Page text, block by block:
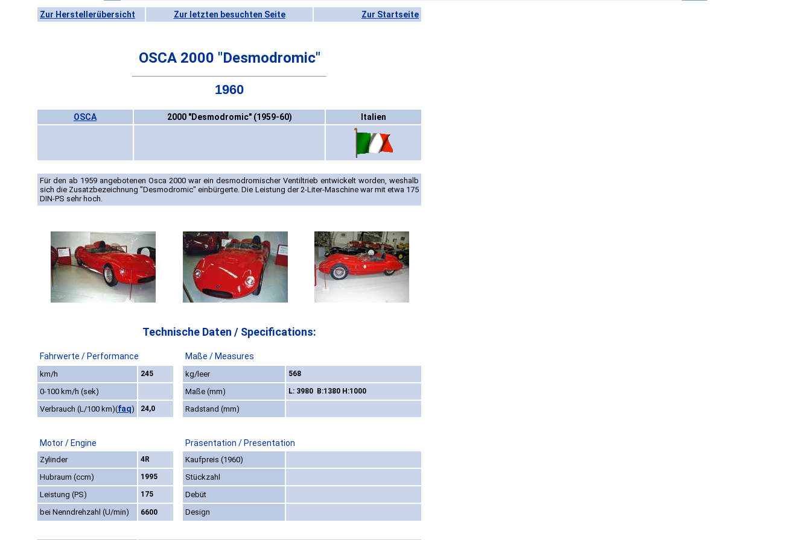
Zur Herstellerübersicht Zur letzten besuchten Seite Zur Startseite
OSCA 2000 "Desmodromic"
1960
OSCA 2000 "Desmodromic" (1959-60) Italien
Für den ab 1959 angebotenen Osca 2000 war ein desmodromischer Ventiltrieb entwickelt worden, weshalb
sich die Zusatzbezeichnung "Desmodromic" einbürgerte. Die Leistung der 2-Liter-Maschine war mit etwa 175
DIN-PS sehr hoch.
Technische Daten / Specifications:
Fahrwerte / Performance Maße / Measures
km/h 245 kg/leer 568
0-100 km/h (sek) Maße (mm) L: 3980 B:1380 H:1000
Verbrauch (L/100 km)(faq) 24,0 Radstand (mm)
Motor / Engine Präsentation / Presentation
Zylinder 4R
Kaufpreis (1960)
Hubraum (ccm)
1995
Stückzahl
Leistung (PS)
175
Debüt
bei Nenndrehzahl (U/min)
6600 Design